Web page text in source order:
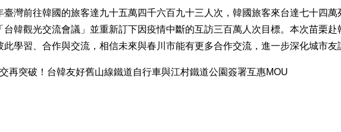
灣前往韓國的旅客達九十五萬四千六百九十三人次，韓國旅客來台達七十四萬
韓觀光交流會議」並重新訂下因疫情中斷的互訪三百萬人次目標。本次苗栗赴
學習、合作與交流，相信未來與春川市能有更多合作交流，進一步深化城市友